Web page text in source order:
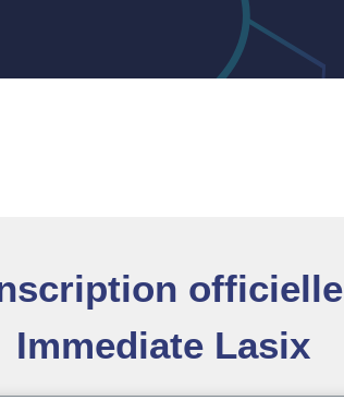
officielle
Immediate Lasix